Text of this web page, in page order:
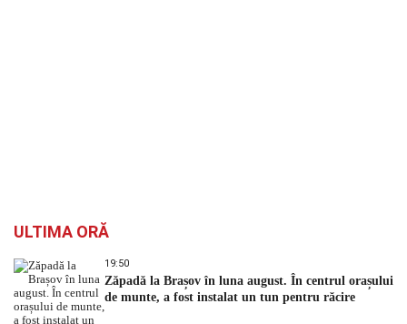
ULTIMA ORĂ
19:50
Zăpadă la Brașov în luna august. În centrul orașului
de munte, a fost instalat un tun pentru răcire